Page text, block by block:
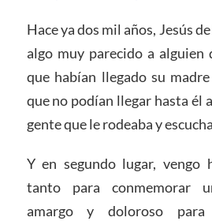
Hace ya dos mil años, Jesús
algo muy parecido a alguien
que habían llegado su
que no podían llegar hasta él
gente que le rodeaba y
Y en segundo lugar, vengo
tanto para conmemorar
amargo y doloroso para